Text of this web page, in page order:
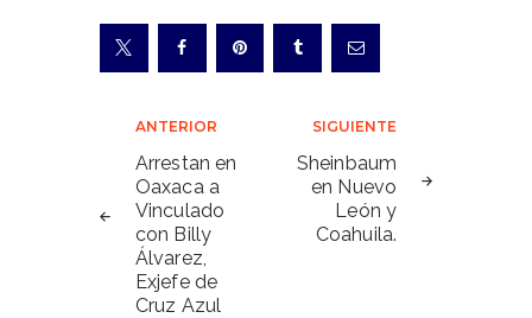
Navegación
de
entradas
ANTERIOR
Arrestan en
Oaxaca a
Vinculado
con Billy
Álvarez,
Exjefe de
Cruz Azul
SIGUIENTE
Sheinbaum
en Nuevo
León y
Coahuila.